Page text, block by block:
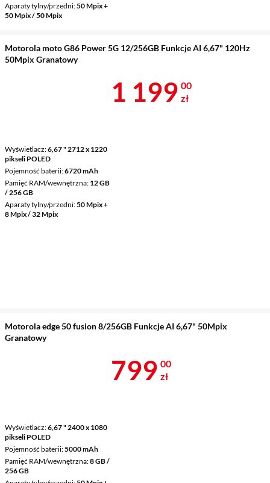
Aparaty tylny/przedni 50 Mpix +
50 Mpix / 50 Mpix
Motorola moto G86 Power 5G 12/256GB Funkcje AI 6,67" 120Hz
50Mpix Granatowy
Wyświetlacz 6,67 " 2712 x 1220
pikseli POLED
Pojemność baterii 6720 mAh
Pamięć RAM/wewnętrzna 12 GB
/ 256 GB
Aparaty tylny/przedni 50 Mpix +
8 Mpix / 32 Mpix
Cena 1 199 zł
1 199 00
zł
Motorola edge 50 fusion 8/256GB Funkcje AI 6,67" 50Mpix
Granatowy
Wyświetlacz 6,67 " 2400 x 1080
pikseli POLED
Pojemność baterii 5000 mAh
Pamięć RAM/wewnętrzna 8 GB /
256 GB
Cena 799 zł
799 00
zł